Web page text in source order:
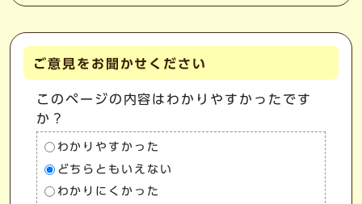
ご意見をお聞かせください
このページの内容はわかりやすかったです
か？
わかりやすかった
どちらともいえない
わかりにくかった